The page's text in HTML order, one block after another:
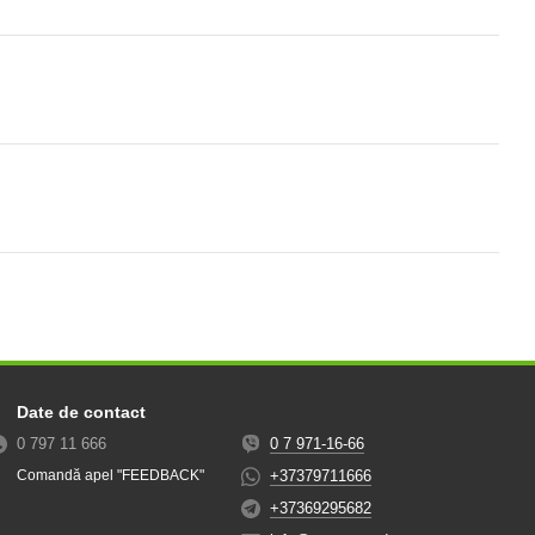
Date de contact
0 797 11 666
Comandă apel "FEEDBACK"
0 7 971-16-66
+37379711666
+37369295682